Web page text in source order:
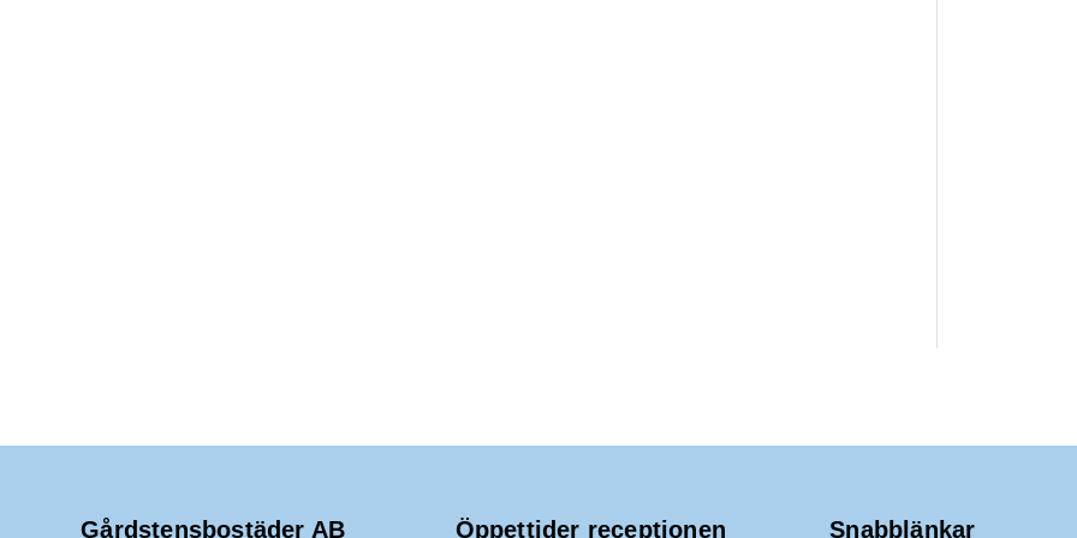
Gårdstensbostäder AB Öppettider receptionen Snabblänkar